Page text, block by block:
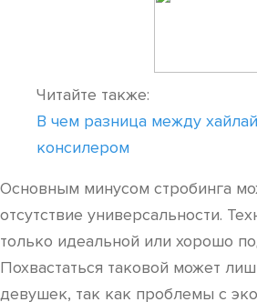
Читайте также:
В чем разница между
консилером
Основным минусом стробинга
отсутствие универсальности.
только идеальной или хорошо
Похвастаться таковой может
девушек, так как проблемы с